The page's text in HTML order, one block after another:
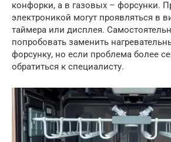
конфорки, а в газовых – форсунки.
электроникой могут проявляться в
таймера или дисплея.
попробовать заменить
форсунку, но если проблема более
обратиться к специалисту.